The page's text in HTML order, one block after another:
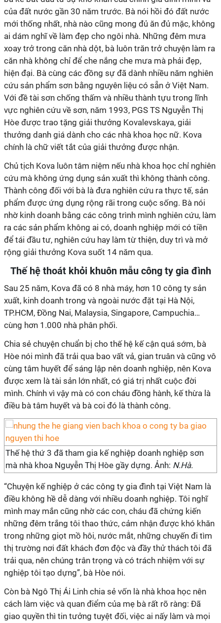
của đất nước gần 30 năm trước. Bà nói hồi đó đất nước
mới thống nhất, nhà nào cũng mong đủ ăn đủ mặc, không
ai dám nghĩ về làm đẹp cho ngôi nhà. Những đêm mưa
xoay trở trong căn nhà dột, bà luôn trăn trở chuyện làm ra
căn nhà không chỉ để che nắng che mưa mà phải đẹp,
hiện đại. Bà cùng các đồng sự đã dành nhiều năm nghiên
cứu sản phẩm sơn bằng nguyên liệu có sẵn ở Việt Nam.
Với đề tài sơn chống thấm và nhiều thành tựu trong lĩnh
vực nghiên cứu về sơn, năm 1993, PGS TS Nguyễn Thị
Hòe được trao tặng giải thưởng Kovalevskaya, giải
thưởng danh giá dành cho các nhà khoa học nữ. Kova
chính là chữ viết tắt của giải thưởng được nhận.
Chủ tịch Kova luôn tâm niệm nếu nhà khoa học chỉ nghiên
cứu mà không ứng dụng sản xuất thì không thành công.
Thành công đối với bà là đưa nghiên cứu ra thực tế, sản
phẩm được ứng dụng rộng rãi trong cuộc sống. Bà nói
nhờ kinh doanh bằng các công trình mình nghiên cứu, làm
ra các sản phẩm không ai có, doanh nghiệp mới có tiền
để tái đầu tư, nghiên cứu hay làm từ thiện, duy trì và mở
rộng giải thưởng Kova suốt 14 năm qua.
Thế hệ thoát khỏi khuôn mẫu công ty gia đình
Sau 25 năm, Kova đã có 8 nhà máy, hơn 10 công ty sản
xuất, kinh doanh trong và ngoài nước đặt tại Hà Nội,
TP.HCM, Đồng Nai, Malaysia, Singapore, Campuchia…
cùng hơn 1.000 nhà phân phối.
Chia sẻ chuyện chuẩn bị cho thế hệ kế cận quá sớm, bà
Hòe nói mình đã trải qua bao vất vả, gian truân và cũng vô
cùng tâm huyết để sáng lập nên doanh nghiệp, nên Kova
được xem là tài sản lớn nhất, có giá trị nhất cuộc đời
mình. Chính vì vậy mà có con cháu đồng hành, kế thừa là
điều bà tâm huyết và bà coi đó là thành công.
Thế hệ thứ 3 đã tham gia kế nghiệp doanh nghiệp sơn
mà nhà khoa Nguyễn Thị Hòe gầy dựng. Ảnh: N.Hà.
“Chuyện kế nghiệp ở các công ty gia đình tại Việt Nam là
điều không hề dễ dàng với nhiều doanh nghiệp. Tôi nghĩ
mình may mắn cũng nhờ các con, cháu đã chứng kiến
những đêm trắng tôi thao thức, cảm nhận được khó khăn
trong những giọt mồ hôi, nước mắt, những chuyến đi tìm
thị trường nơi đất khách đơn độc và đầy thử thách tôi đã
trải qua, nên chúng trân trọng và có trách nhiệm với sự
nghiệp tôi tạo dựng”, bà Hòe nói.
Còn bà Ngô Thị Ái Linh chia sẻ vốn là nhà khoa học nên
cách làm việc và quan điểm của mẹ bà rất rõ ràng: Đã
giao quyền thì tin tưởng tuyệt đối, việc ai nấy làm và mọi